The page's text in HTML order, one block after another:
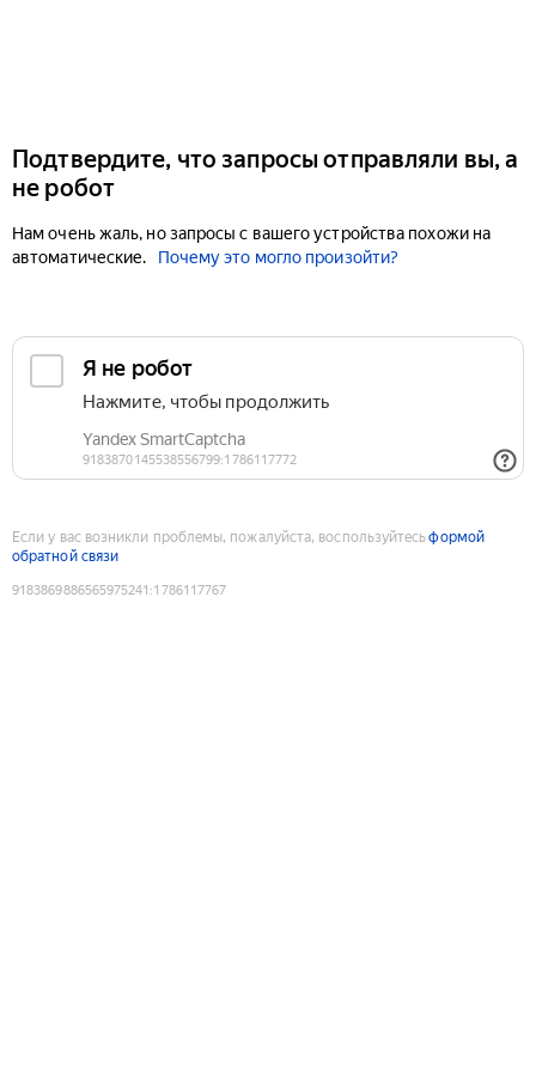
Подтвердите, что запросы отправляли вы, а
не робот
Нам очень жаль, но запросы с вашего устройства похожи на
автоматические.
Почему это могло произойти?
Если у вас возникли проблемы, пожалуйста, воспользуйтесьформой
обратной связи
9183869886565975241 :1786117767